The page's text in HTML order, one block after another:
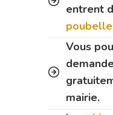
entrent
Vous
mairie.